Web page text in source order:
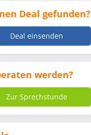
Deal gefunden?
Deal einsenden
werden?
Zur Sprechstunde